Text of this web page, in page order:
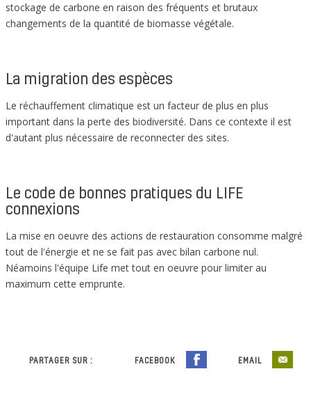
stockage de carbone en raison des fréquents et brutaux
changements de la quantité de biomasse végétale.
La migration des espèces
Le réchauffement climatique est un facteur de plus en plus
important dans la perte des biodiversité. Dans ce contexte il est
d'autant plus nécessaire de reconnecter des sites.
Le code de bonnes pratiques du LIFE
connexions
La mise en oeuvre des actions de restauration consomme malgré
tout de l'énergie et ne se fait pas avec bilan carbone nul.
Néamoins l'équipe Life met tout en oeuvre pour limiter au
maximum cette emprunte.
PARTAGER SUR : FACEBOOK EMAIL